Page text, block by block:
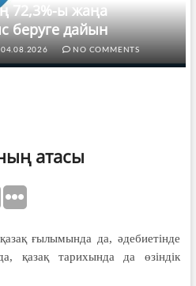
72,3%-ы жаңа
беруге дайын
04.08.2026 NO COMMENTS
атасы
ғылымында да, әдебиетінде
қазақ тарихында да өзіндік